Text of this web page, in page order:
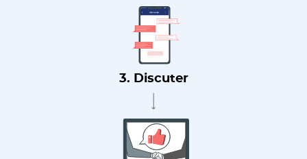
3. Discuter